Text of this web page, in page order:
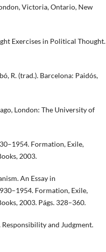
Victoria, Ontario, New
Exercises in Political Thought.
R. (trad.). Barcelona: Paidós,
London: The University of
Formation, Exile,
2003.
An Essay in
Formation, Exile,
2003. Págs. 328–360.
Responsibility and Judgment.